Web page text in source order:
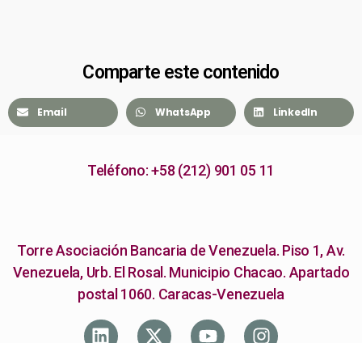
Comparte este contenido
Email WhatsApp LinkedIn
Teléfono: +58 (212) 901 05 11
Torre Asociación Bancaria de Venezuela. Piso 1, Av.
Venezuela, Urb. El Rosal. Municipio Chacao. Apartado
postal 1060. Caracas-Venezuela